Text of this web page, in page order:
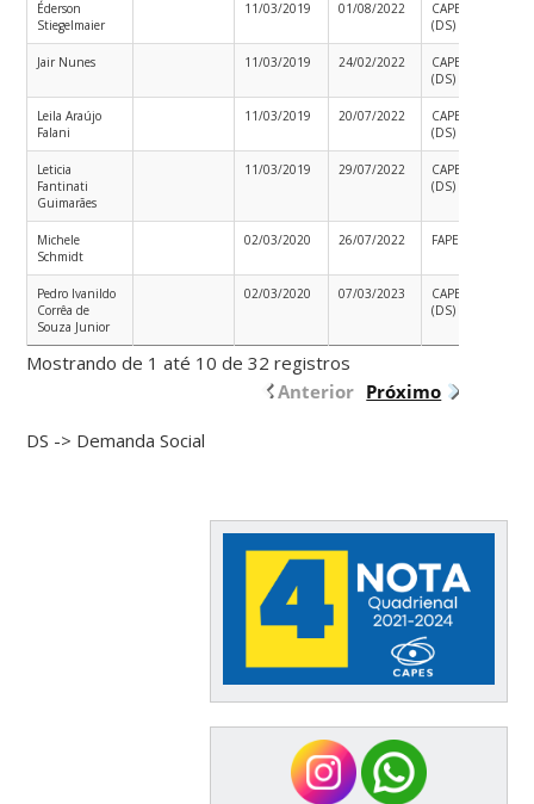
Éderson
Stiegelmaier
11/03/2019 01/08/2022
CAPES
(DS)
Jair Nunes 11/03/2019 24/02/2022
CAPES
(DS)
Leila Araújo
Falani
11/03/2019 20/07/2022
CAPES
(DS)
Leticia
Fantinati
Guimarães
11/03/2019 29/07/2022
CAPES
(DS)
Michele
Schmidt
02/03/2020 26/07/2022 FAPESC
Pedro Ivanildo
Corrêa de
Souza Junior
02/03/2020 07/03/2023
CAPES
(DS)
Mostrando de 1 até 10 de 32 registros
Anterior Próximo
DS -> Demanda Social